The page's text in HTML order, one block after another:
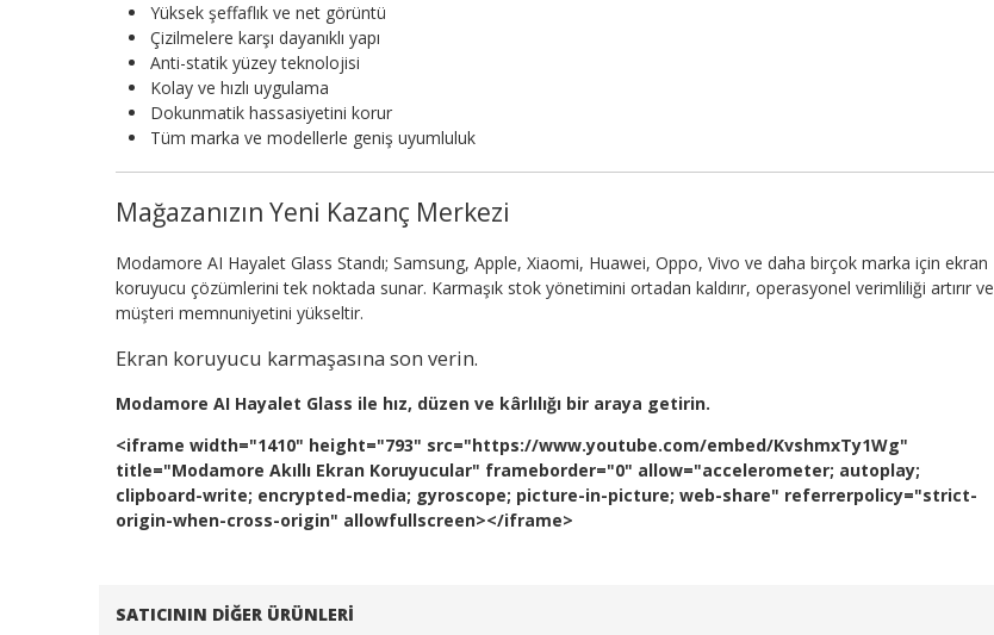
Yüksek şeffaflık ve net görüntü
Çizilmelere karşı dayanıklı yapı
Anti-statik yüzey teknolojisi
Kolay ve hızlı uygulama
Dokunmatik hassasiyetini korur
Tüm marka ve modellerle geniş uyumluluk
Mağazanızın Yeni Kazanç Merkezi
Modamore AI Hayalet Glass Standı; Samsung, Apple, Xiaomi, Huawei, Oppo, Vivo ve daha birçok marka için ekran
koruyucu çözümlerini tek noktada sunar. Karmaşık stok yönetimini ortadan kaldırır, operasyonel verimliliği artırır ve
müşteri memnuniyetini yükseltir.
Ekran koruyucu karmaşasına son verin.
Modamore AI Hayalet Glass ile hız, düzen ve kârlılığı bir araya getirin.
<iframe width="1410" height="793" src="https://www.youtube.com/embed/KvshmxTy1Wg"
title="Modamore Akıllı Ekran Koruyucular" frameborder="0" allow="accelerometer; autoplay;
clipboard-write; encrypted-media; gyroscope; picture-in-picture; web-share" referrerpolicy="strict-
origin-when-cross-origin" allowfullscreen></iframe>
SATICININ DIĞER ÜRÜNLERI